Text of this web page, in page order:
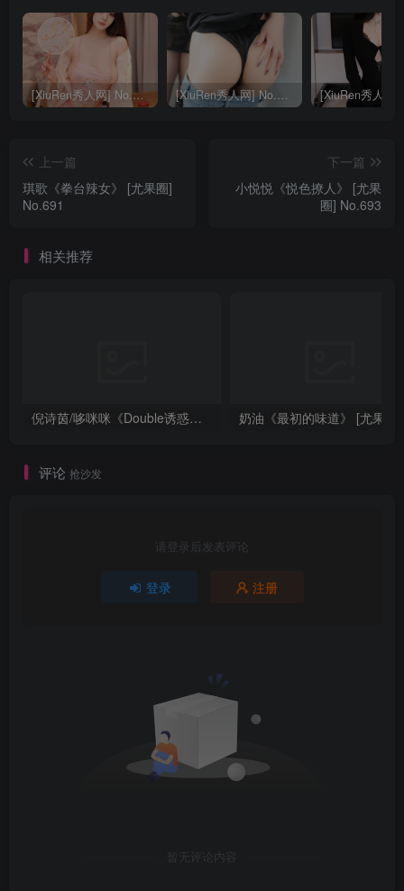
[XiuRen秀人网] No.9040 蛋蛋宝 妩媚美腿 [XiuRen秀人网] No.8668 模特合集
上一篇
琪歌《拳台辣女》 [尤果圈]
No.691
下一篇
小悦悦《悦色撩人》 [尤果
圈] No.693
相关推荐
倪诗茵/哆咪咪《Double诱惑》 [尤果圈] No.663
评论 抢沙发
请登录后发表评论
登录 注册
暂无评论内容